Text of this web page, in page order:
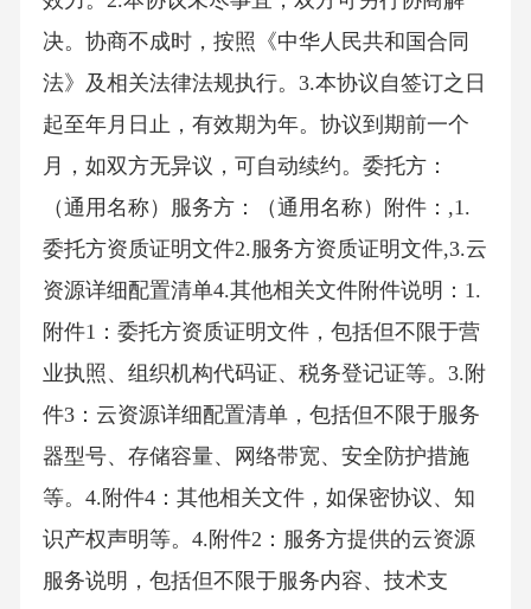
决。协商不成时，按照《中华人民共和国合同
法》及相关法律法规执行。3.本协议自签订之日
起至年月日止，有效期为年。协议到期前一个
月，如双方无异议，可自动续约。委托方：
（通用名称）服务方：（通用名称）附件：,1.
委托方资质证明文件2.服务方资质证明文件,3.云
资源详细配置清单4.其他相关文件附件说明：1.
附件1：委托方资质证明文件，包括但不限于营
业执照、组织机构代码证、税务登记证等。3.附
件3：云资源详细配置清单，包括但不限于服务
器型号、存储容量、网络带宽、安全防护措施
等。4.附件4：其他相关文件，如保密协议、知
识产权声明等。4.附件2：服务方提供的云资源
服务说明，包括但不限于服务内容、技术支